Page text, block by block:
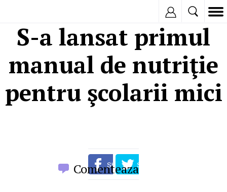
S-a lansat primul
manual de nutriţie
pentru şcolarii mici
Comenteaza